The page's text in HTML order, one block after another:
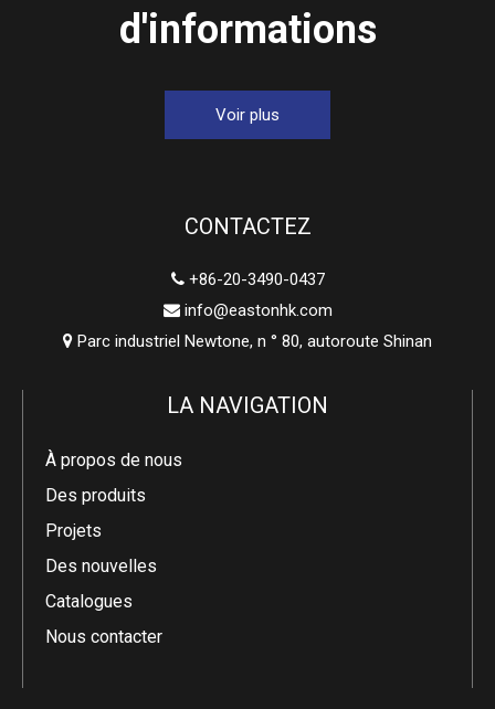
d'informations
Voir plus
CONTACTEZ
+86-20-3490-0437
 info@eastonhk.com
 Parc industriel Newtone, n ° 80, autoroute Shinan
LA NAVIGATION
À propos de nous
Des produits
Projets
Des nouvelles
Catalogues
Nous contacter